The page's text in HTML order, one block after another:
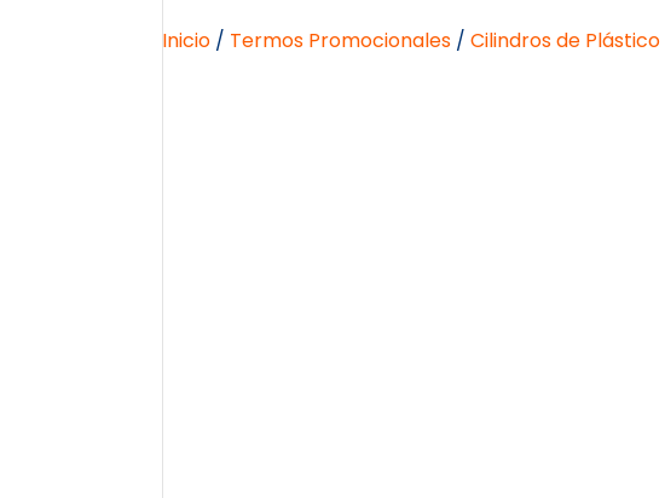
Inicio / Termos Promocionales /Cilindros de Plástico